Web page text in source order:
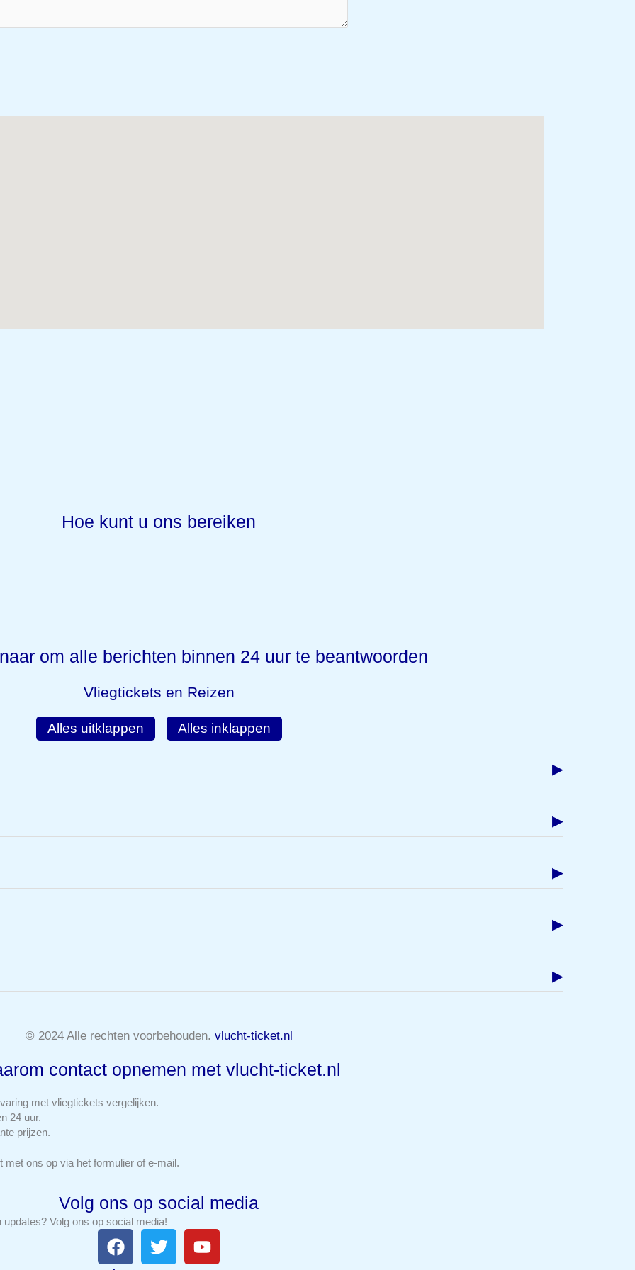
Hoe kunt u ons bereiken
om alle berichten binnen 24 uur te beantwoorden
Vliegtickets en Reizen
Alles uitklappen Alles inklappen
▶
▶
▶
▶
▶
© 2024 Alle rechten voorbehouden. vlucht-ticket.nl
contact opnemen met vlucht-ticket.nl
met vliegtickets vergelijken.
24 uur.
prijzen.
ons op via het formulier of e-mail.
Volg ons op social media
Volg ons op social media!
F
a
T
w
Y
o